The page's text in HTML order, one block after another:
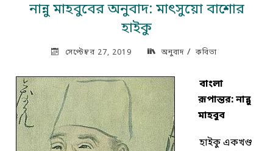
নান্নু মাহবুবের অনুবাদ: মাৎসুয়ো বাশোর
হাইকু
সেপ্টেম্বর 27, 2019 অনুবাদ/ কবিতা
বাংলা
রূপান্তর: নান্নু
মাহবুব
হাইকু একখণ্ড